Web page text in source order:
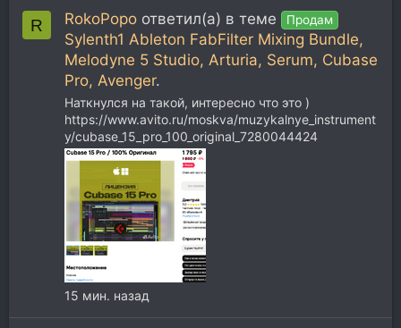
R RokoPopo ответил(а) в теме Продам
Sylenth1 Ableton FabFilter Mixing Bundle,
Melodyne 5 Studio, Arturia, Serum, Cubase
Pro, Avenger.
Наткнулся на такой, интересно что это )
https://www.avito.ru/moskva/muzykalnye_instrument
y/cubase_15_pro_100_original_7280044424
15 мин. назад